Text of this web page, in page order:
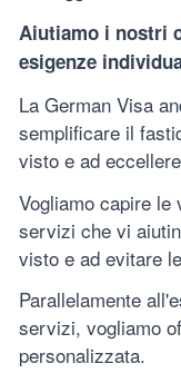
Aiutiamo i nostri
esigenze
La German Visa
semplificare il
visto e ad
Vogliamo capire
servizi che vi
visto e ad evitare
Parallelamente
servizi, vogliamo
personalizzata.